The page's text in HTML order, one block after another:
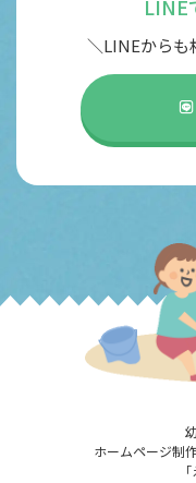
LINE
＼LINEからも
ホームページ制